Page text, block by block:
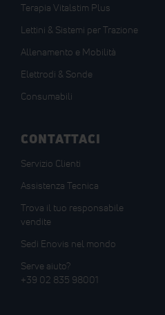
Terapia Vitalstim Plus
Lettini & Sistemi per Trazione
Allenamento e Mobilità
Elettrodi & Sonde
Consumabili
CONTATTACI
Servizio Clienti
Assistenza Tecnica
Trova il tuo responsabile
vendite
Sedi Enovis nel mondo
Serve aiuto?
+39 02 835 98001